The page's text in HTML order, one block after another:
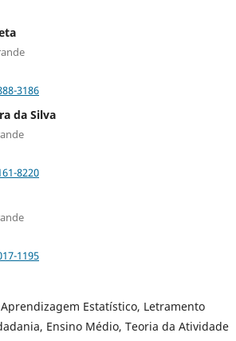
3186
da Silva
8220
1195
Estatístico, Letramento
Ensino Médio, Teoria da Atividade